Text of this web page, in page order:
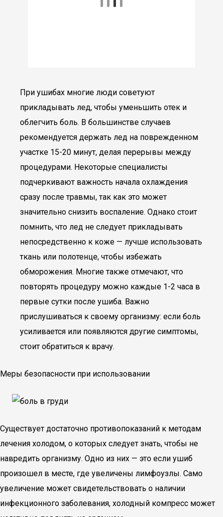
При ушибах многие люди советуют
прикладывать лед, чтобы уменьшить отек и
облегчить боль. В большинстве случаев
рекомендуется держать лед на поврежденном
участке 15-20 минут, делая перерывы между
процедурами. Некоторые специалисты
подчеркивают важность начала охлаждения
сразу после травмы, так как это может
значительно снизить воспаление. Однако стоит
помнить, что лед не следует прикладывать
непосредственно к коже — лучше использовать
ткань или полотенце, чтобы избежать
обморожения. Многие также отмечают, что
повторять процедуру можно каждые 1-2 часа в
первые сутки после ушиба. Важно
прислушиваться к своему организму: если боль
усиливается или появляются другие симптомы,
стоит обратиться к врачу.
Меры безопасности при использовании
Существует достаточно противопоказаний к методам
лечения холодом, о которых следует знать, чтобы не
навредить организму. Одно из них — это если ушиб
произошел в месте, где увеличены лимфоузлы. Само
увеличение может свидетельствовать о наличии
инфекционного заболевания, холодный компресс может